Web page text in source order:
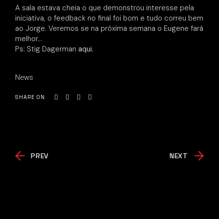
A sala estava cheia o que demonstrou interesse pela
iniciativa, o feedback no final foi bom e tudo correu bem
ao Jorge. Veremos se na próxima semana o Eugene fará
melhor…
Ps: Stig Dagerman aqui.
News
SHARE ON
PREV NEXT